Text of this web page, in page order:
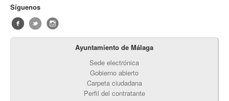
Síguenos
Ayuntamiento de Málaga
Sede electrónica
Gobierno abierto
Carpeta ciudadana
Perfil del contratante